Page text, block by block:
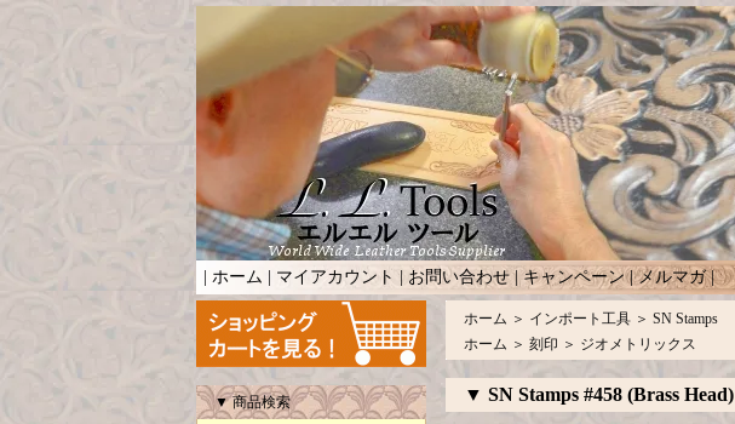
ホーム マイアカウント | お問い合わせ | キャンペーン|メルマガ|
▼ 商品検索
ホーム ＞ インポート工具 ＞ SN Stamps
ホーム ＞ 刻印 ＞ ジオメトリックス
▼ SN Stamps #458 (Brass Head)